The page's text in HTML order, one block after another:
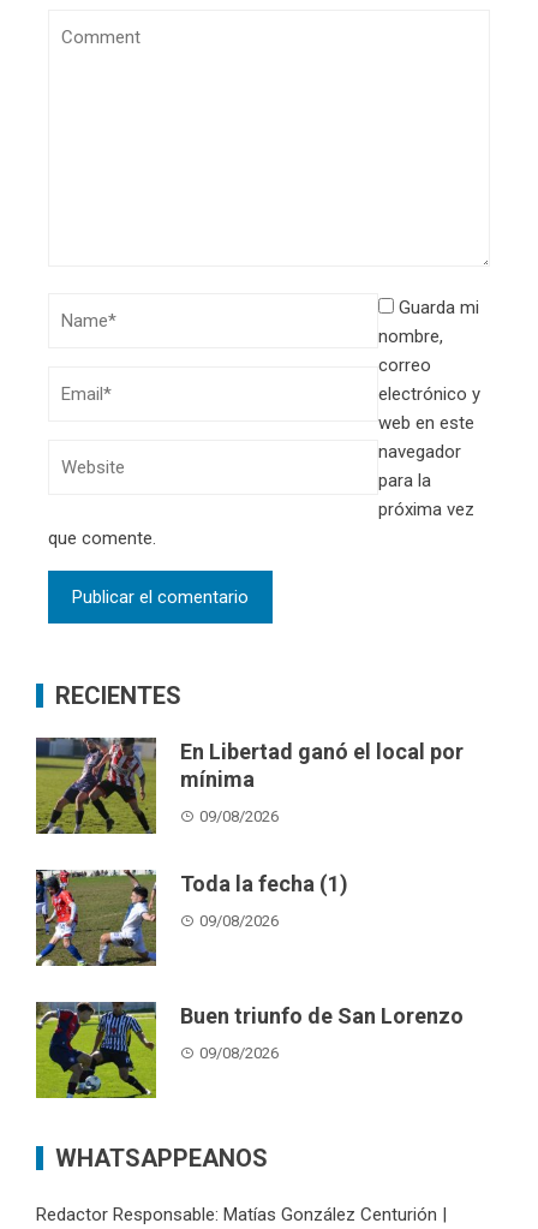
Guarda mi
nombre,
correo
electrónico y
web en este
navegador
para la
próxima vez
que comente.
RECIENTES
En Libertad ganó el local por
mínima
09/08/2026
Toda la fecha (1)
09/08/2026
Buen triunfo de San Lorenzo
09/08/2026
WHATSAPPEANOS
Redactor Responsable: Matías González Centurión |